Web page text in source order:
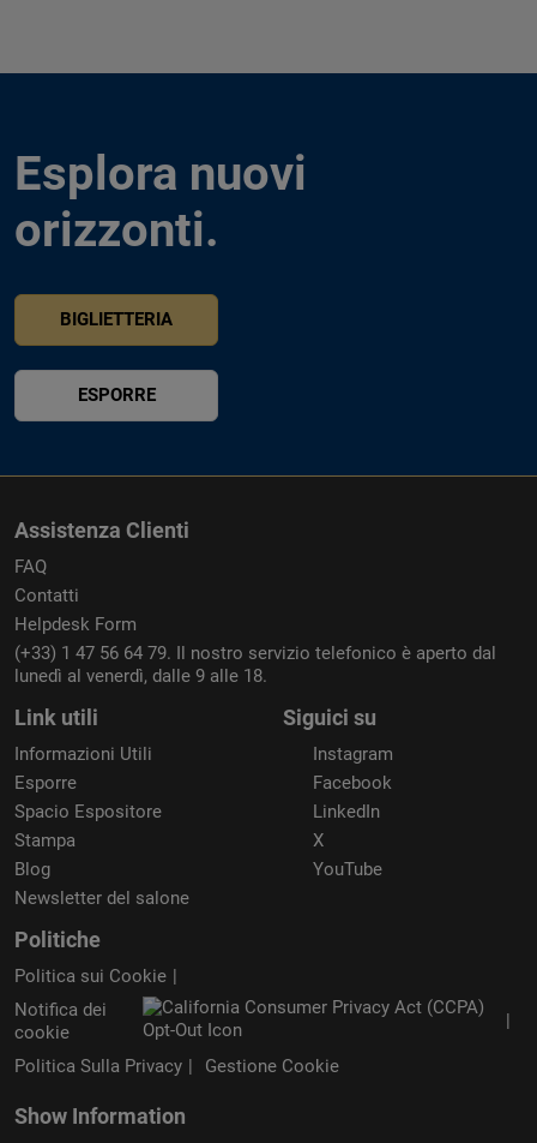
Esplora nuovi
orizzonti.
BIGLIETTERIA
ESPORRE
Assistenza Clienti
FAQ
Contatti
Helpdesk Form
(+33) 1 47 56 64 79. Il nostro servizio telefonico è aperto dal
lunedì al venerdì, dalle 9 alle 18.
Link utili
Informazioni Utili
Esporre
Spacio Espositore
Stampa
Blog
Newsletter del salone
Siguici su
Instagram
Facebook
LinkedIn
X
YouTube
Politiche
Politica sui Cookie
Notifica dei
cookie
Politica Sulla Privacy
Gestione Cookie
Show Information